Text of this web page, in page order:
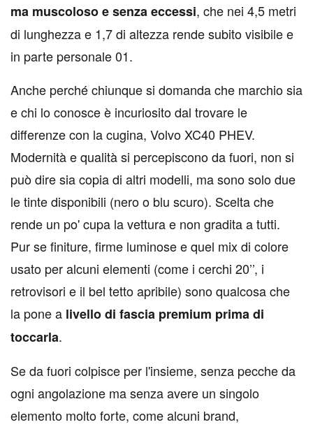
ma muscoloso e senza eccessi, che nei 4,5 metri
di lunghezza e 1,7 di altezza rende subito visibile e
in parte personale 01.
Anche perché chiunque si domanda che marchio sia
e chi lo conosce è incuriosito dal trovare le
differenze con la cugina, Volvo XC40 PHEV.
Modernità e qualità si percepiscono da fuori, non si
può dire sia copia di altri modelli, ma sono solo due
le tinte disponibili (nero o blu scuro). Scelta che
rende un po' cupa la vettura e non gradita a tutti.
Pur se finiture, firme luminose e quel mix di colore
usato per alcuni elementi (come i cerchi 20’’, i
retrovisori e il bel tetto apribile) sono qualcosa che
la pone a livello di fascia premium prima di
toccarla.
Se da fuori colpisce per l'insieme, senza pecche da
ogni angolazione ma senza avere un singolo
elemento molto forte, come alcuni brand,